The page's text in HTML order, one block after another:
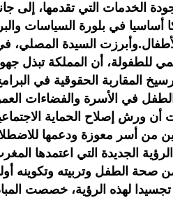
الخدمات التي تقدمها، إلى
في بلورة السياسات
السيدة المصلي،
للطفولة، أن المملكة تبذل
المقاربة الحقوقية في
في الأسرة والفضاءات
أن ورش إصلاح الحماية
من أسر معوزة ودعمها
الجديدة التي اعتمدها
صحة الطفل وتربيته وتكوينه
تجسيدا لهذه الرؤية، خصصت